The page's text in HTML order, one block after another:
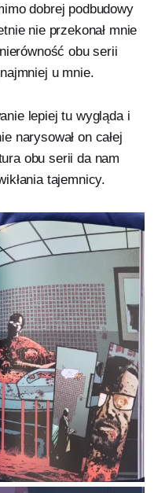
dobrej podbudowy
nie przekonał mnie
obu serii
u mnie.
lepiej tu wygląda i
narysował on całej
obu serii da nam
tajemnicy.